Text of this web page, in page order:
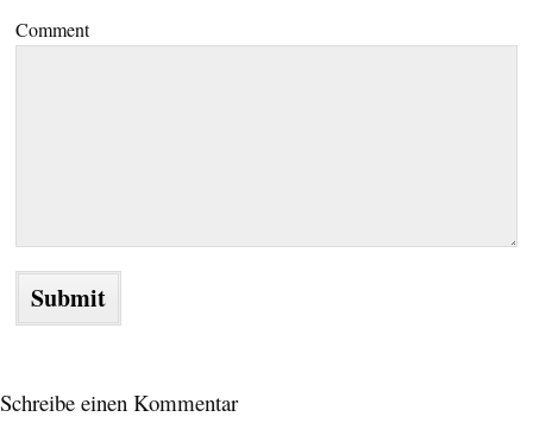
Comment
Schreibe einen Kommentar